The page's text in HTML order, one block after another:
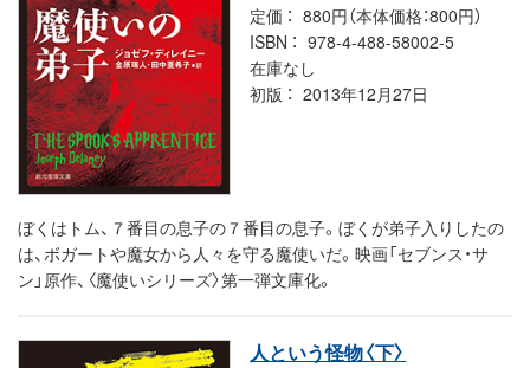
定価
880円（本体価格：800円）
ISBN
978-4-488-58002-5
在庫なし
初版
2013年12月27日
ぼくはトム、７番目の息子の７番目の息子。ぼくが弟子入りしたの
は、ボガートや魔女から人々を守る魔使いだ。映画「セブンス・サ
ン」原作、〈魔使いシリーズ〉第一弾文庫化。
人という怪物〈下〉